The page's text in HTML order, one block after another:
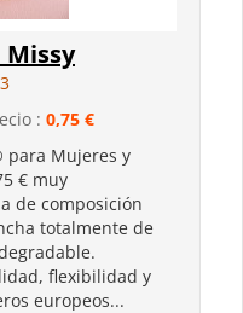
Missy
: 0,75 €
para Mujeres y
€ muy
de composición
totalmente de
flexibilidad y
europeos...